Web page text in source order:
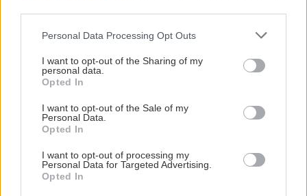
Please note that this website/app uses one or more Google
not limited to your visit or usage behaviour. You may click to
grant or deny consent to Google and its third-party tags to
use your data for below specified purposes in below Google
consent section.
Personal Data Processing Opt Outs
I want to opt-out of the Sharing of my
personal data.
Opted In
I want to opt-out of the Sale of my
Personal Data.
Opted In
I want to opt-out of processing my
Personal Data for Targeted Advertising.
Opted In
Môže aspirín zachrániť
ochabnuté izbové
možno prekvapí
Júlový reštart uhoriek
kvitnutia?